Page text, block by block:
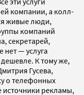
компании, а колл-
живые люди,
компаний
секретарей,
— услуга
К тому же,
Гусева,
о телефонных
источники рекламы,